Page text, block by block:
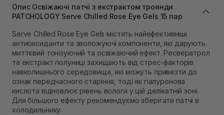
Немає в наявності!
Самовивіз м. Львів, вул. Степана Бандери 45
Самовивіз м. Рівне, вул. 16-го Липня, 15
В наявності
Самовивіз м. Рівне, вул. Кулика і Гудачека 23 (ТЦ
Екватор)
Немає в наявності!
Опис Освіжаючі патчі з екстрактом троянди
PATCHOLOGY Serve Chilled Rose Eye Gels 15 пар
Serve Chilled Rose Eye Gels містять найефективніші
антиоксиданти та зволожуючі компоненти, які дарують
миттєвий тонізуючий та освіжаючий ефект. Ресвератрол
та екстракт полуниці захищають від стрес-факторів
навколишнього середовища, які можуть привезти до
ознак передчасного старіння, тоді як гіалуронова
кислота відновлює рівень вологи у цій делікатній зоні.
Для більшого ефекту рекомендуємо зберігати патчі в
холодильнику.